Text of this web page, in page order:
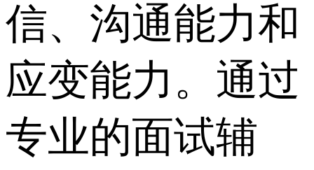
信、沟通能力和
应变能力。通过
专业的面试辅